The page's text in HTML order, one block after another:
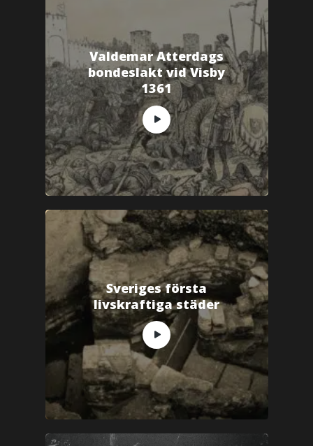
Valdemar Atterdags
bondeslakt vid Visby
1361
Sveriges första
livskraftiga städer